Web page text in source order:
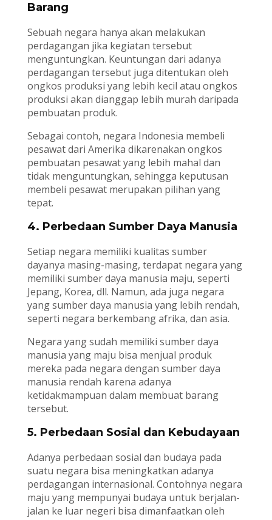
Barang
Sebuah negara hanya akan melakukan
perdagangan jika kegiatan tersebut
menguntungkan. Keuntungan dari adanya
perdagangan tersebut juga ditentukan oleh
ongkos produksi yang lebih kecil atau ongkos
produksi akan dianggap lebih murah daripada
pembuatan produk.
Sebagai contoh, negara Indonesia membeli
pesawat dari Amerika dikarenakan ongkos
pembuatan pesawat yang lebih mahal dan
tidak menguntungkan, sehingga keputusan
membeli pesawat merupakan pilihan yang
tepat.
4. Perbedaan Sumber Daya Manusia
Setiap negara memiliki kualitas sumber
dayanya masing-masing, terdapat negara yang
memiliki sumber daya manusia maju, seperti
Jepang, Korea, dll. Namun, ada juga negara
yang sumber daya manusia yang lebih rendah,
seperti negara berkembang afrika, dan asia.
Negara yang sudah memiliki sumber daya
manusia yang maju bisa menjual produk
mereka pada negara dengan sumber daya
manusia rendah karena adanya
ketidakmampuan dalam membuat barang
tersebut.
5. Perbedaan Sosial dan Kebudayaan
Adanya perbedaan sosial dan budaya pada
suatu negara bisa meningkatkan adanya
perdagangan internasional. Contohnya negara
maju yang mempunyai budaya untuk berjalan-
jalan ke luar negeri bisa dimanfaatkan oleh